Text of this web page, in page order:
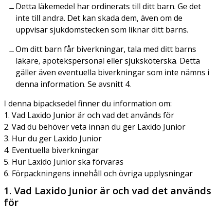
Detta läkemedel har ordinerats till ditt barn. Ge det
inte till andra. Det kan skada dem, även om de
uppvisar sjukdomstecken som liknar ditt barns.
Om ditt barn får biverkningar, tala med ditt barns
läkare, apotekspersonal eller sjuksköterska. Detta
gäller även eventuella biverkningar som inte nämns i
denna information. Se avsnitt 4.
I denna bipacksedel finner du information om:
1. Vad Laxido Junior är och vad det används för
2. Vad du behöver veta innan du ger Laxido Junior
3. Hur du ger Laxido Junior
4. Eventuella biverkningar
5. Hur Laxido Junior ska förvaras
6. Förpackningens innehåll och övriga upplysningar
1. Vad Laxido Junior är och vad det används
för